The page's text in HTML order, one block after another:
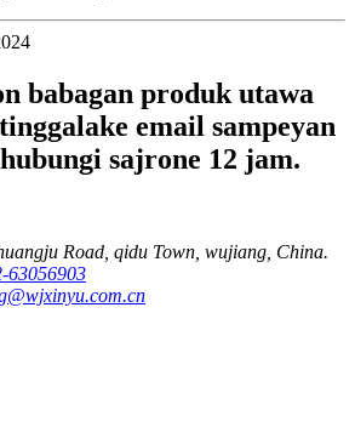
babagan produk utawa
email sampeyan
sajrone 12 jam.
Road, qidu Town, wujiang, China.
63056903